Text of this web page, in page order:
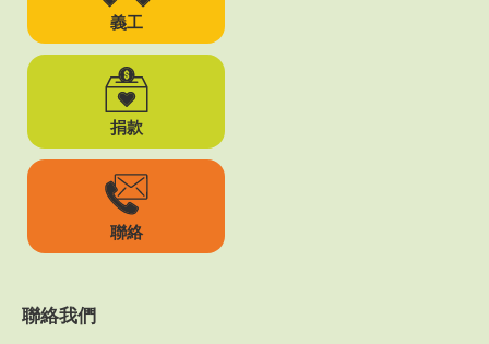
義工
捐款
聯絡
聯絡我們